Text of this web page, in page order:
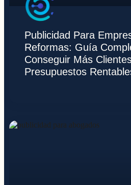
Publicidad Para
Reformas: Guía
Conseguir Más
Presupuestos